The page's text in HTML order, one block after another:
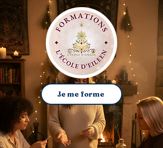
Je me forme